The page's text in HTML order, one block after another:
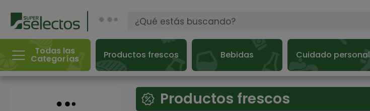
Todas las
Categorías Productos frescos Bebidas Cuidado personal
Productos frescos